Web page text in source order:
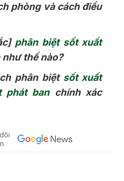
phòng và cách điều
phân biệt sốt xuất
như thế nào?
phân biệt sốt xuất
phát banchính xác